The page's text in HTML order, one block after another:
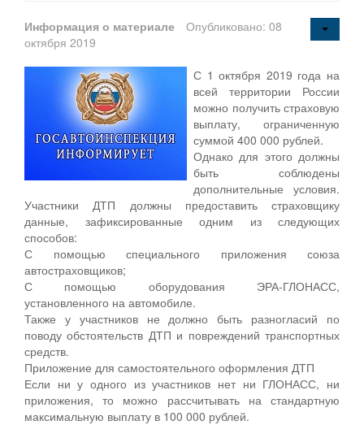
Информация о материале
Опубликовано: 08
октября 2019
С 1 октября 2019 года на
всей территории России
можно получить страховую
выплату, ограниченную
суммой 400 000 рублей.
Однако для этого должны
быть соблюдены
дополнительные условия.
Участники ДТП должны предоставить страховщику
данные, зафиксированные одним из следующих
способов:
С помощью специального приложения союза
автостраховщиков;
С помощью оборудования ЭРА-ГЛОНАСС,
установленного на автомобиле.
Также у участников не должно быть разногласий по
поводу обстоятельств ДТП и повреждений транспортных
средств.
Приложение для самостоятельного оформления ДТП
Если ни у одного из участников нет ни ГЛОНАСС, ни
приложения, то можно рассчитывать на стандартную
максимальную выплату в 100 000 рублей.